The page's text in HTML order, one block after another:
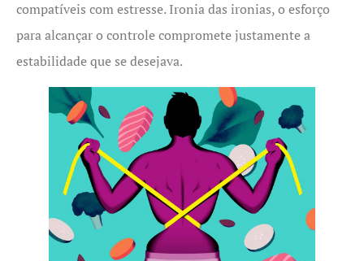
compatíveis com estresse. Ironia das ironias, o esforço
para alcançar o controle compromete justamente a
estabilidade que se desejava.